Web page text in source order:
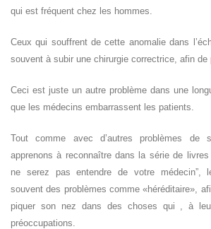
qui est fréquent chez les hommes.
Ceux qui souffrent de cette anomalie dans
souvent à subir une chirurgie correctrice, afin de
Ceci est juste un autre problème dans une
que les médecins embarrassent les patients.
Tout comme avec d’autres problèmes de
apprenons à reconnaître dans la série de
ne serez pas entendre de votre médecin”,
souvent des problèmes comme «héréditaire»,
piquer son nez dans des choses qui , à
préoccupations.